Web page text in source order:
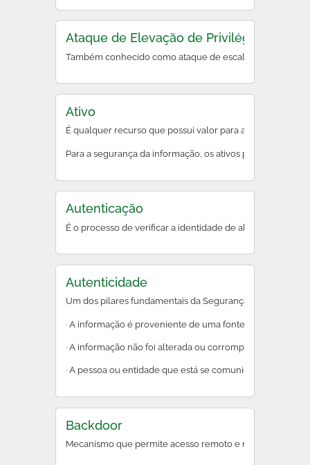
Ataque de Elevação de Privilégios
Também conhecido como ataque de escalação de
Ativo
É qualquer recurso que possui valor para a organização.
Para a segurança da informação, os ativos precisam ser
Autenticação
É o processo de verificar a identidade de alguém ou
Autenticidade
Um dos pilares fundamentais da Segurança da
· A informação é proveniente de uma fonte legítima e
· A informação não foi alterada ou corrompida durante a
· A pessoa ou entidade que está se comunicando é quem
Backdoor
Mecanismo que permite acesso remoto e não